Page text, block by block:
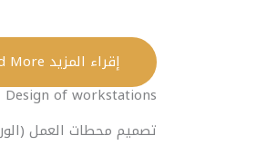
إقراء المزيد Read More
Design of workstations
تصميم محطات العمل